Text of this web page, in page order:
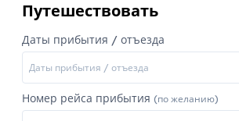
Путешествовать
Даты прибытия / отъезда
Номер рейса прибытия (по желанию)